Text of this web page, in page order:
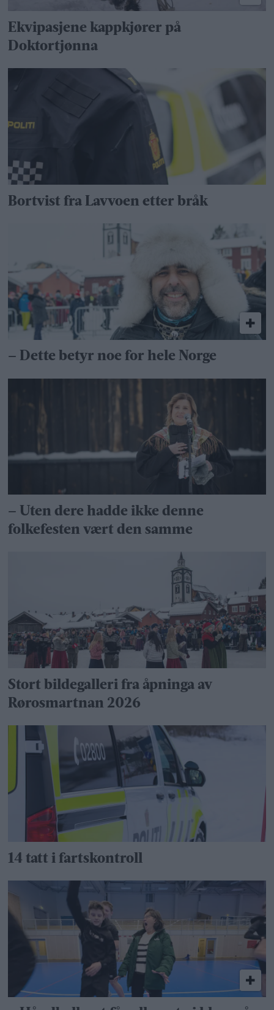
Ekvipasjene kappkjører på
Doktortjønna
Bortvist fra Lavvoen etter bråk
– Dette betyr noe for hele Norge
– Uten dere hadde ikke denne
folkefesten vært den samme
Stort bildegalleri fra åpninga av
Rørosmartnan 2026
14 tatt i fartskontroll